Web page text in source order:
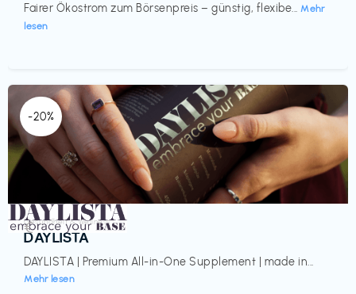
Fairer Ökostrom zum Börsenpreis – günstig, flexibe... Mehr
lesen
-20%
Gesundheit & Wellness
DAYLISTA
DAYLISTA | Premium All-in-One Supplement | made in...
Mehr lesen
€‎